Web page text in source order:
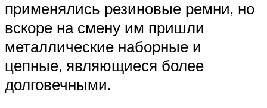
применялись резиновые ремни, но
вскоре на смену им пришли
металлические наборные и
цепные, являющиеся более
долговечными.